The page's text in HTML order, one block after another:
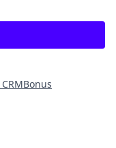
CRMBonus